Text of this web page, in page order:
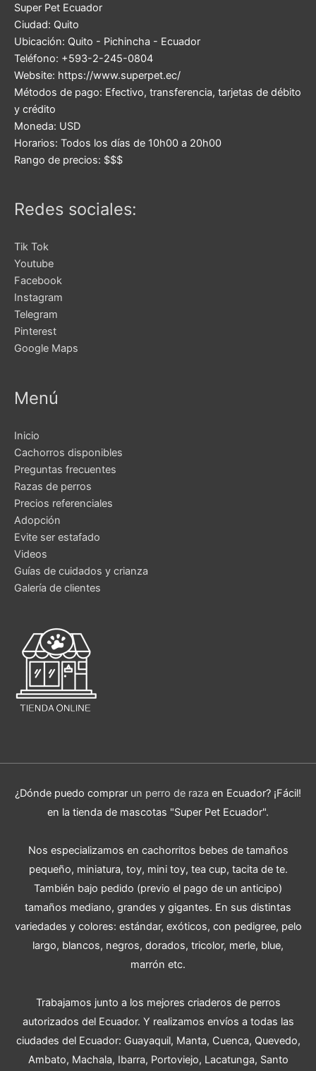
Super Pet Ecuador
Ciudad: Quito
Ubicación: Quito - Pichincha - Ecuador
Teléfono: +593-2-245-0804
Website: https://www.superpet.ec/
Métodos de pago: Efectivo, transferencia, tarjetas de débito
y crédito
Moneda: USD
Horarios: Todos los días de 10h00 a 20h00
Rango de precios: $$$
Redes sociales:
Tik Tok
Youtube
Facebook
Instagram
Telegram
Pinterest
Google Maps
Menú
Inicio
Cachorros disponibles
Preguntas frecuentes
Razas de perros
Precios referenciales
Adopción
Evite ser estafado
Videos
Guías de cuidados y crianza
Galería de clientes
¿Dónde puedo comprar un perro de raza en Ecuador? ¡Fácil!
en la tienda de mascotas "Super Pet Ecuador".
Nos especializamos en cachorritos bebes de tamaños
pequeño, miniatura, toy, mini toy, tea cup, tacita de te.
También bajo pedido (previo el pago de un anticipo)
tamaños mediano, grandes y gigantes. En sus distintas
variedades y colores: estándar, exóticos, con pedigree, pelo
largo, blancos, negros, dorados, tricolor, merle, blue,
marrón etc.
Trabajamos junto a los mejores criaderos de perros
autorizados del Ecuador. Y realizamos envíos a todas las
ciudades del Ecuador: Guayaquil, Manta, Cuenca, Quevedo,
Ambato, Machala, Ibarra, Portoviejo, Lacatunga, Santo